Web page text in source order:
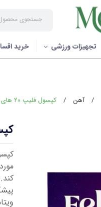
تجهیزات ورزشی خرید
/ آهن / کپسول فلیپ 20 های هلث - 30 عددی